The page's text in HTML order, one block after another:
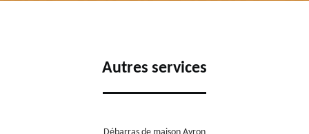
Autres services
Débarras de maison Ayron